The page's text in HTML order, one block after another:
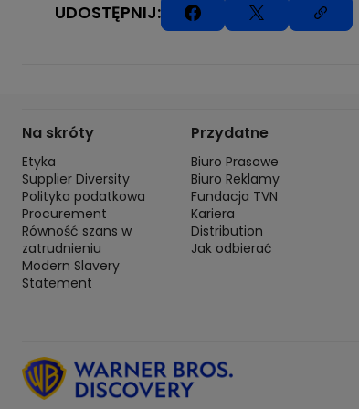
UDOSTĘPNIJ:
Na skróty
Etyka
Supplier Diversity
Polityka podatkowa
Procurement
Równość szans w
zatrudnieniu
Modern Slavery
Statement
Przydatne
Biuro Prasowe
Biuro Reklamy
Fundacja TVN
Kariera
Distribution
Jak odbierać